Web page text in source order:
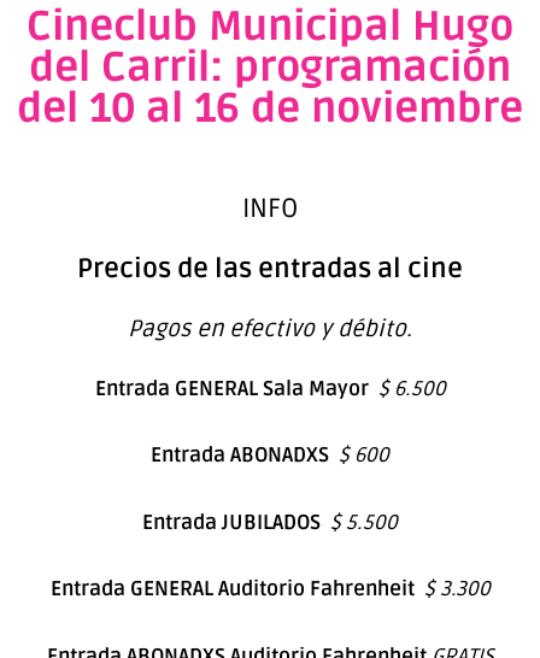
Cineclub Municipal Hugo
del Carril: programación
del 10 al 16 de noviembre
INFO
Precios de las entradas al cine
Pagos en efectivo y débito.
Entrada GENERAL Sala Mayor $ 6.500
Entrada ABONADXS $ 600
Entrada JUBILADOS $ 5.500
Entrada GENERAL Auditorio Fahrenheit $ 3.300